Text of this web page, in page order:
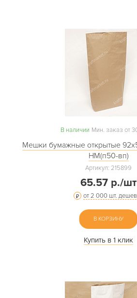
В наличии Мин. заказ от
Мешки бумажные открытые
НМ(п50-вп)
Артикул: 215899
65.57 р./шт
от 2 000 шт.
В КОРЗИНУ
Купить в 1 клик